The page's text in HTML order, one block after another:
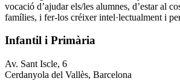
vocació d’ajudar els/les alumnes, d’estar al
famílies, i fer-los créixer intel·lectualment i
Infantil i Primària
Av. Sant Iscle, 6
Cerdanyola del Vallès, Barcelona